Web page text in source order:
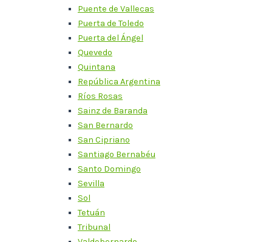
Puente de Vallecas
Puerta de Toledo
Puerta del Ángel
Quevedo
Quintana
República Argentina
Ríos Rosas
Sainz de Baranda
San Bernardo
San Cipriano
Santiago Bernabéu
Santo Domingo
Sevilla
Sol
Tetuán
Tribunal